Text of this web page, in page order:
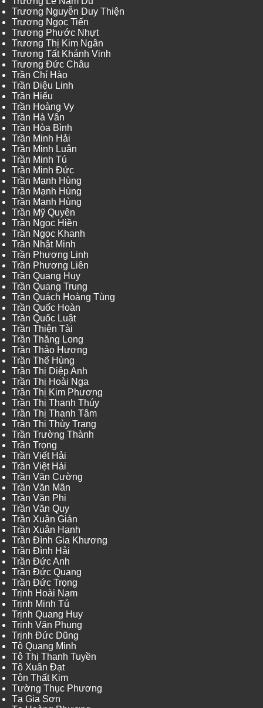
Trương Nguyễn Duy Thiện
Trương Ngọc Tiến
Trương Phước Nhựt
Trương Thị Kim Ngân
Trương Tất Khánh Vinh
Trương Đức Châu
Trần Chí Hào
Trần Diệu Linh
Trần Hiếu
Trần Hoàng Vy
Trần Hà Vân
Trần Hòa Bình
Trần Minh Hải
Trần Minh Luân
Trần Minh Tú
Trần Minh Đức
Trần Mạnh Hùng
Trần Mạnh Hùng
Trần Mạnh Hùng
Trần Mỹ Quyên
Trần Ngọc Hiền
Trần Ngọc Khanh
Trần Nhật Minh
Trần Phương Linh
Trần Phương Liên
Trần Quang Huy
Trần Quang Trung
Trần Quách Hoàng Tùng
Trần Quốc Hoàn
Trần Quốc Luật
Trần Thiện Tài
Trần Thăng Long
Trần Thảo Hương
Trần Thế Hùng
Trần Thị Diệp Anh
Trần Thị Hoài Nga
Trần Thị Kim Phương
Trần Thị Thanh Thúy
Trần Thị Thanh Tâm
Trần Thị Thùy Trang
Trần Trường Thành
Trần Trọng
Trần Viết Hải
Trần Việt Hải
Trần Văn Cường
Trần Văn Mãn
Trần Văn Phi
Trần Văn Quy
Trần Xuân Giản
Trần Xuân Hạnh
Trần Đình Gia Khương
Trần Đình Hải
Trần Đức Anh
Trần Đức Quang
Trần Đức Trọng
Trịnh Hoài Nam
Trịnh Minh Tú
Trịnh Quang Huy
Trịnh Văn Phụng
Trịnh Đức Dũng
Tô Quang Minh
Tô Thị Thanh Tuyền
Tô Xuân Đạt
Tôn Thất Kim
Tường Thục Phương
Tạ Gia Sơn